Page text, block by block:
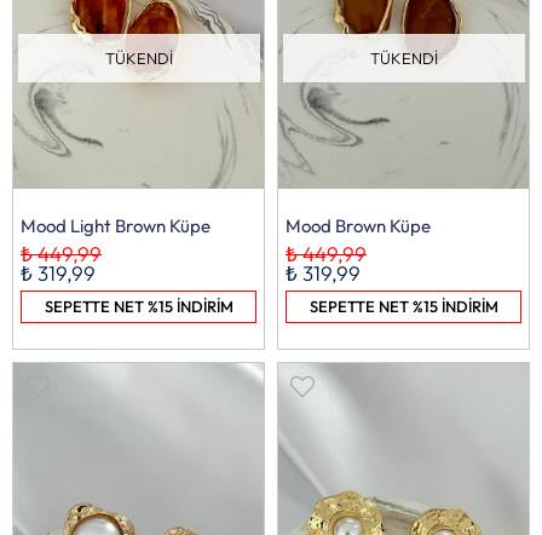
TÜKENDI
Mood Light Brown Küpe
₺ 319,99
₺ 449,99
SEPETTE NET %15 İNDİRİM
TÜKENDI
Mood Brown Küpe
₺ 319,99
₺ 449,99
SEPETTE NET %15 İNDİRİM